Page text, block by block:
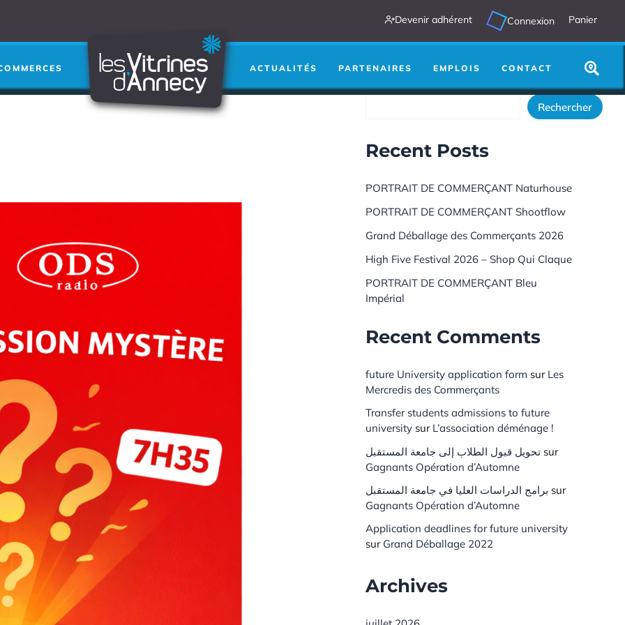
Devenir adhérent Connexion Panier
ACTUALITÉS PARTENAIRES EMPLOIS CONTACT
RECHERCHER
➜
Je cherche autre chose :
Search
...
Rechercher
Recent Posts
PORTRAIT DE COMMERÇANT Naturhouse
PORTRAIT DE COMMERÇANT Shootflow
Grand Déballage des Commerçants 2026
High Five Festival 2026 – Shop Qui Claque
PORTRAIT DE COMMERÇANT Bleu
Impérial
Recent Comments
future University application form sur Les
Mercredis des Commerçants
Transfer students admissions to future
university sur L’association déménage !
تحويل قبول الطلاب إلى جامعة المستقبل sur
Gagnants Opération d’Automne
برامج الدراسات العليا في جامعة المستقبل sur
Gagnants Opération d’Automne
Application deadlines for future university
sur Grand Déballage 2022
Archives